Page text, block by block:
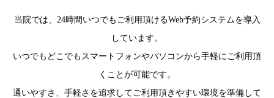
当院では、24時間いつでもご利用頂けるWeb予約システムを導入
しています。
いつでもどこでもスマートフォンやパソコンから手軽にご利用頂
くことが可能です。
通いやすさ、手軽さを追求してご利用頂きやすい環境を準備して